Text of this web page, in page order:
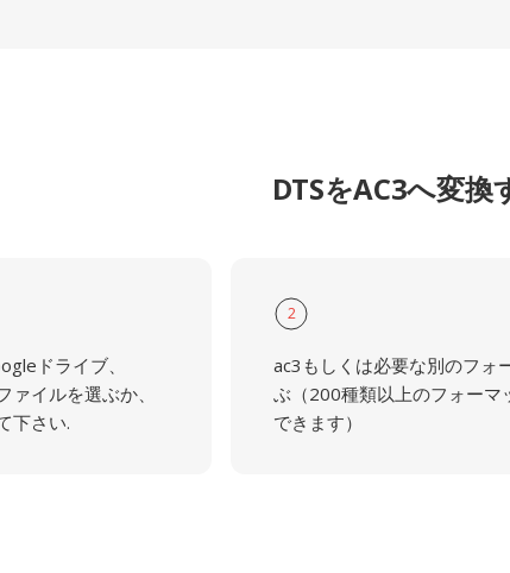
DTSをAC3へ変換
ドライブ、
イルを選ぶか、
下さい.
2
ac3もしくは必要な別のフォ
ぶ（200種類以上のフォーマ
できます）